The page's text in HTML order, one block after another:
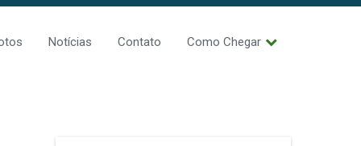
Notícias Contato Como Chegar